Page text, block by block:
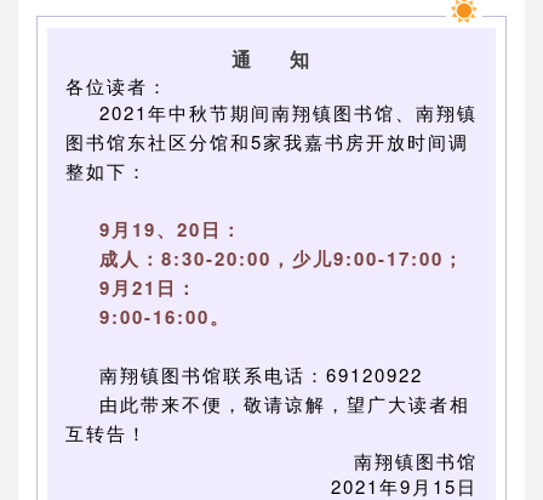
通 知
各位读者：
2021年中秋节期间南翔镇图书馆、南翔镇
图书馆东社区分馆和5家我嘉书房开放时间调
整如下：
9月19、20日：
成人：8:30-20:00，少儿9:00-17:00；
9月21日：
9:00-16:00。
南翔镇图书馆联系电话：69120922
由此带来不便，敬请谅解，望广大读者相
互转告！
南翔镇图书馆
2021年9月15日